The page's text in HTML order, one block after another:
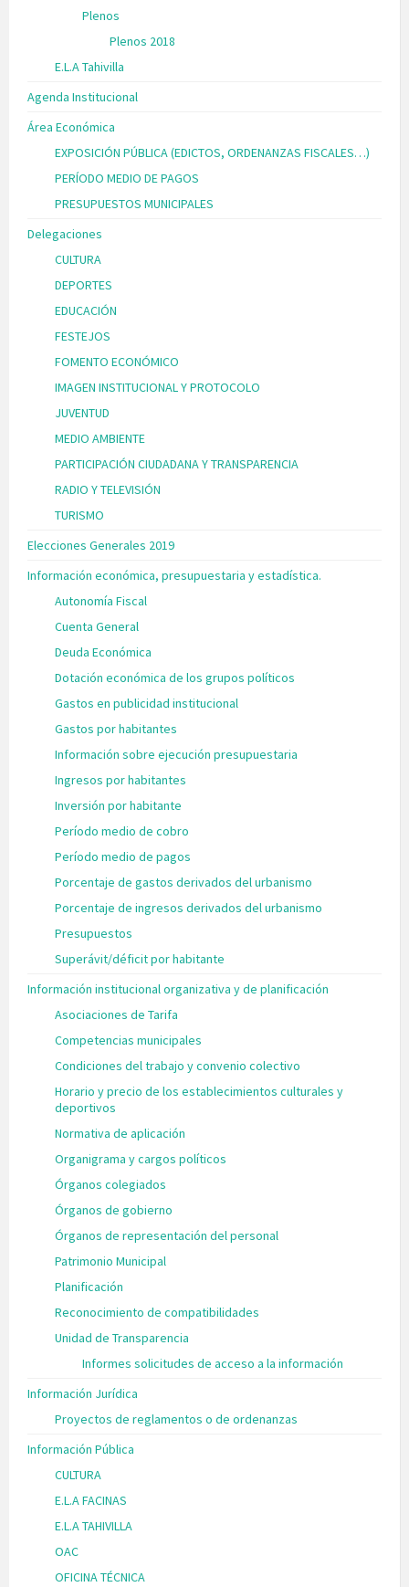
Plenos
Plenos 2018
E.L.A Tahivilla
Agenda Institucional
Área Económica
EXPOSICIÓN PÚBLICA (EDICTOS, ORDENANZAS FISCALES…)
PERÍODO MEDIO DE PAGOS
PRESUPUESTOS MUNICIPALES
Delegaciones
CULTURA
DEPORTES
EDUCACIÓN
FESTEJOS
FOMENTO ECONÓMICO
IMAGEN INSTITUCIONAL Y PROTOCOLO
JUVENTUD
MEDIO AMBIENTE
PARTICIPACIÓN CIUDADANA Y TRANSPARENCIA
RADIO Y TELEVISIÓN
TURISMO
Elecciones Generales 2019
Información económica, presupuestaria y estadística.
Autonomía Fiscal
Cuenta General
Deuda Económica
Dotación económica de los grupos políticos
Gastos en publicidad institucional
Gastos por habitantes
Información sobre ejecución presupuestaria
Ingresos por habitantes
Inversión por habitante
Período medio de cobro
Período medio de pagos
Porcentaje de gastos derivados del urbanismo
Porcentaje de ingresos derivados del urbanismo
Presupuestos
Superávit/déficit por habitante
Información institucional organizativa y de planificación
Asociaciones de Tarifa
Competencias municipales
Condiciones del trabajo y convenio colectivo
Horario y precio de los establecimientos culturales y
deportivos
Normativa de aplicación
Organigrama y cargos políticos
Órganos colegiados
Órganos de gobierno
Órganos de representación del personal
Patrimonio Municipal
Planificación
Reconocimiento de compatibilidades
Unidad de Transparencia
Informes solicitudes de acceso a la información
Información Jurídica
Proyectos de reglamentos o de ordenanzas
Información Pública
CULTURA
E.L.A FACINAS
E.L.A TAHIVILLA
OAC
OFICINA TÉCNICA